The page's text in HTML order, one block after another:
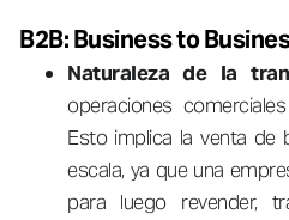
B2B: Business to
Naturaleza de la
operaciones
Esto implica la venta de
escala, ya que una
para luego revender,